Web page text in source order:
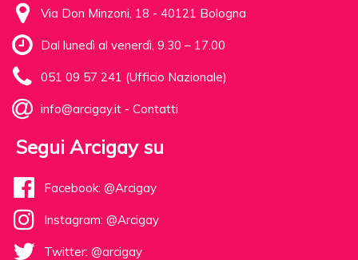
Via Don Minzoni, 18 - 40121 Bologna
Dal lunedì al venerdì, 9.30 – 17.00
051 09 57 241 (Ufficio Nazionale)
info@arcigay.it - Contatti
Segui Arcigay su
Facebook: @Arcigay
Instagram: @Arcigay
Twitter: @arcigay